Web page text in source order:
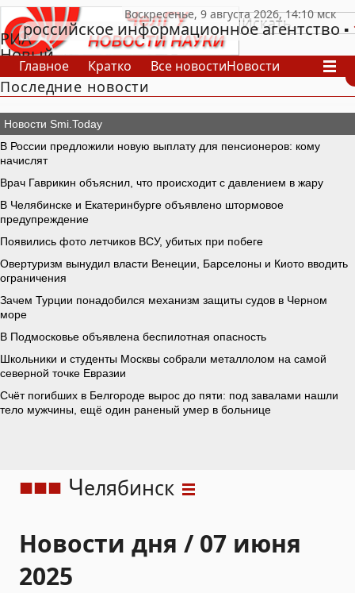
РИА
Новый
День
российское информационное агентство
Главное Кратко Все новостиНовости
В России
В мире
СпецпроектыПроекты Архив
Последние новости
Челябинск
Новости дня / 07 июня
2025